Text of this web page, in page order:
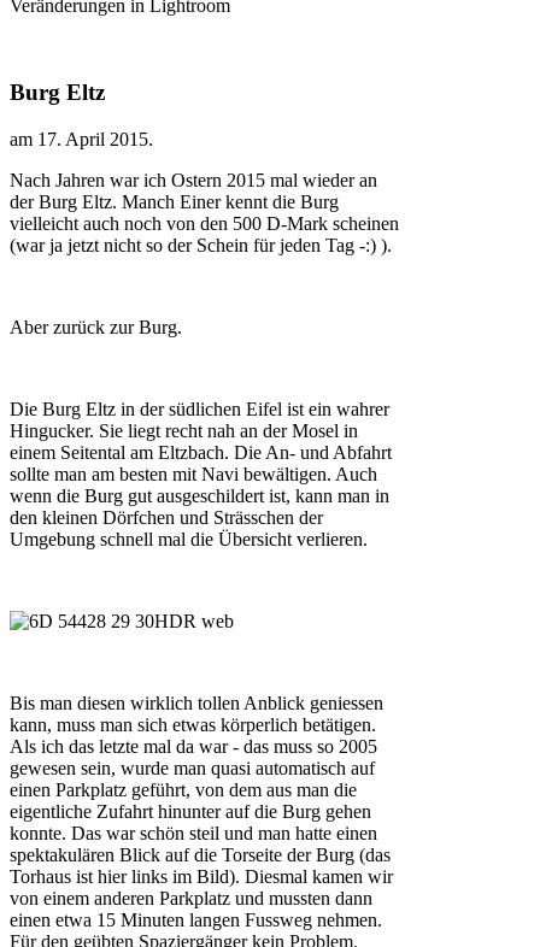
Veränderungen in Lightroom
Burg Eltz
am 17. April 2015.
Nach Jahren war ich Ostern 2015 mal wieder an
der Burg Eltz. Manch Einer kennt die Burg
vielleicht auch noch von den 500 D-Mark scheinen
(war ja jetzt nicht so der Schein für jeden Tag -:) ).
Aber zurück zur Burg.
Die Burg Eltz in der südlichen Eifel ist ein wahrer
Hingucker. Sie liegt recht nah an der Mosel in
einem Seitental am Eltzbach. Die An- und Abfahrt
sollte man am besten mit Navi bewältigen. Auch
wenn die Burg gut ausgeschildert ist, kann man in
den kleinen Dörfchen und Strässchen der
Umgebung schnell mal die Übersicht verlieren.
Bis man diesen wirklich tollen Anblick geniessen
kann, muss man sich etwas körperlich betätigen.
Als ich das letzte mal da war - das muss so 2005
gewesen sein, wurde man quasi automatisch auf
einen Parkplatz geführt, von dem aus man die
eigentliche Zufahrt hinunter auf die Burg gehen
konnte. Das war schön steil und man hatte einen
spektakulären Blick auf die Torseite der Burg (das
Torhaus ist hier links im Bild). Diesmal kamen wir
von einem anderen Parkplatz und mussten dann
einen etwa 15 Minuten langen Fussweg nehmen.
Für den geübten Spaziergänger kein Problem.